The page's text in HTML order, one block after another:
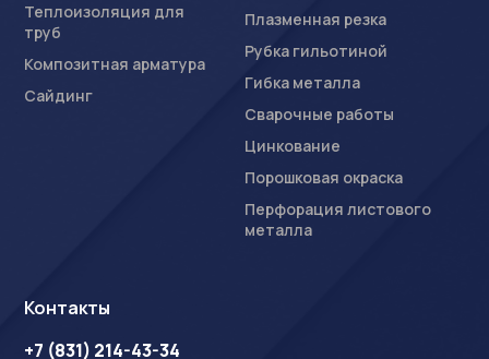
Теплоизоляция для
труб
Композитная арматура
Сайдинг
Плазменная резка
Рубка гильотиной
Гибка металла
Сварочные работы
Цинкование
Порошковая окраска
Перфорация листового
металла
Контакты
+7 (831) 214-43-34